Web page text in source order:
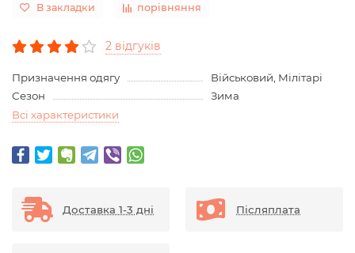
В закладки порівняння
2 відгуків
Призначення одягу
Військовий, Мілітарі
Сезон
Зима
Всі характеристики
Доставка 1-3 дні Післяплата